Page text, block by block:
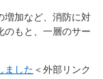
増加など、消防に対
のもと、一層のサー
ました ＜外部リンク